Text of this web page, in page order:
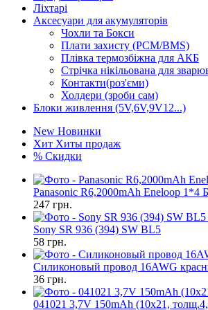
Ліхтарі
Аксесуари для акумуляторів
Чохли та Бокси
Плати захисту (PCM/BMS)
Плівка термозбіжна для АКБ
Стрічка нікільована для
Контакти(роз'єми)
Холдери (зроби сам)
Блоки живлення (5V,6V,9V12...)
New Новинки
Хит Хиты продаж
% Скидки
Panasonic R6,2000mAh Eneloop 1*4
247 грн.
Sony SR 936 (394) SW BL5
58 грн.
Силиконовый провод 16AWG
36 грн.
041021 3,7V 150mAh (10x21,